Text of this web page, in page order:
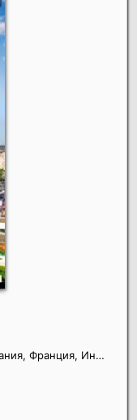
Великобритания, Испания, Франция, Индия